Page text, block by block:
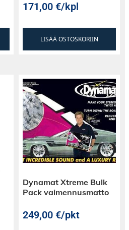
171,00€/kpl
LISÄÄ OSTOSKORIIN
Dynamat Xtreme Bulk
Pack vaimennusmatto
249,00€/pkt